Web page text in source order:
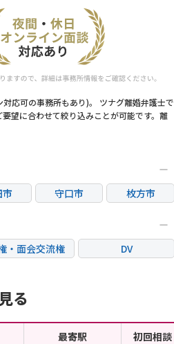
応可の事務所もあり)。 ツナグ離婚弁護士で
望に合わせて絞り込みことが可能です。離
市 守口市
枚方市
・面会交流権
DV
る
最寄駅 初回相談